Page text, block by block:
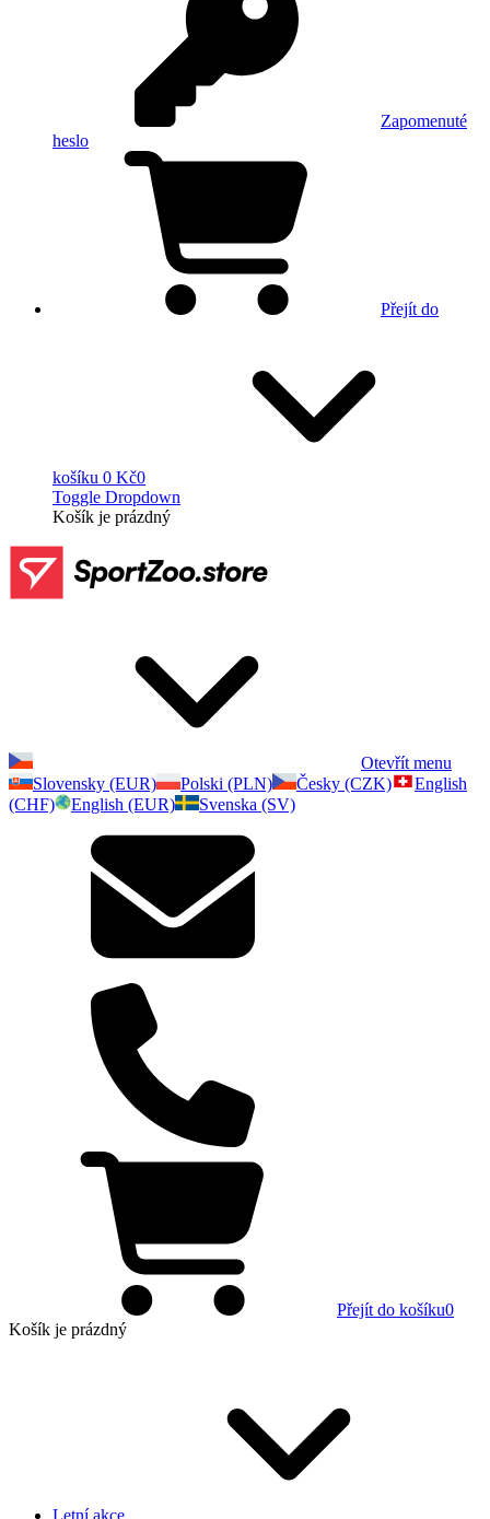
Zapomenuté
heslo
Přejít do
košíku 0 Kč0
Toggle Dropdown
Košík je prázdný
Otevřít menu
Slovensky (EUR)
Polski (PLN) Česky (CZK)
English
(CHF)
English (EUR) Svenska (SV)
Přejít do košíku0
Košík je prázdný
Letní akce